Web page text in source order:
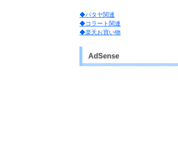
◆パタヤ関連
◆コラート関連
◆楽天お買い物
AdSense